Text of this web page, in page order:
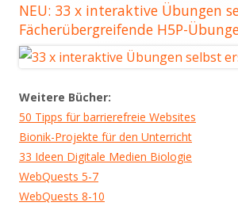
NEU: 33 x interaktive Übungen
Fächerübergreifende H5P-
Weitere Bücher:
50 Tipps für barrierefreie Websites
Bionik-Projekte für den Unterricht
33 Ideen Digitale Medien Biologie
WebQuests 5-7
WebQuests 8-10